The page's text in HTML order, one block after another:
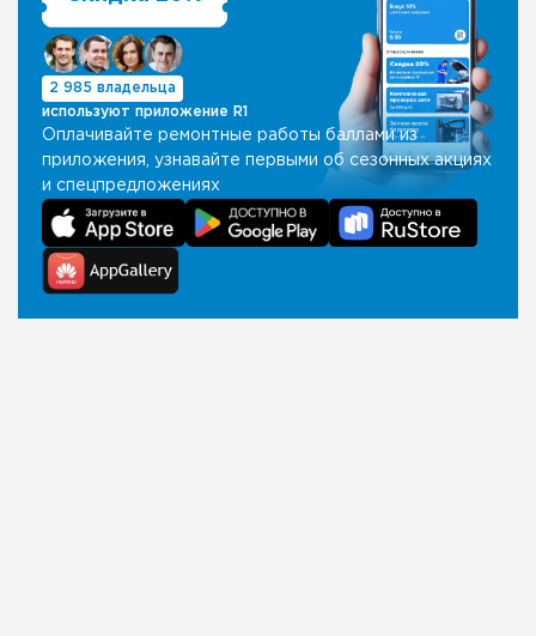
Оплачивайте ремонтные работы баллами из
приложения, узнавайте первыми об сезонных акциях
и спецпредложениях
2 985 владельца
используют приложение R1